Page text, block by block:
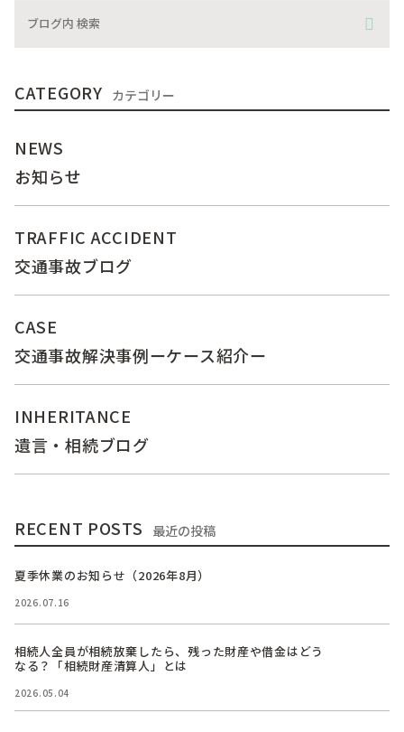
CATEGORY カテゴリー
NEWS
お知らせ
TRAFFIC ACCIDENT
交通事故ブログ
CASE
交通事故解決事例ーケース紹介ー
INHERITANCE
遺言・相続ブログ
RECENT POSTS 最近の投稿
夏季休業のお知らせ（2026年8月）
2026.07.16
相続人全員が相続放棄したら、残った財産や借金はどう
なる？「相続財産清算人」とは
2026.05.04